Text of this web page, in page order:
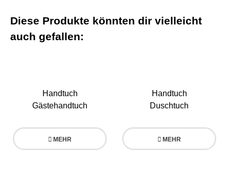
Diese Produkte könnten dir vielleicht
auch gefallen:
Handtuch
Gästehandtuch
MEHR
Handtuch
Duschtuch
MEHR